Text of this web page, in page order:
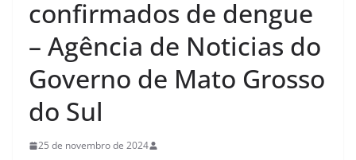
confirmados de dengue
– Agência de Noticias do
Governo de Mato Grosso
do Sul
25 de novembro de 2024